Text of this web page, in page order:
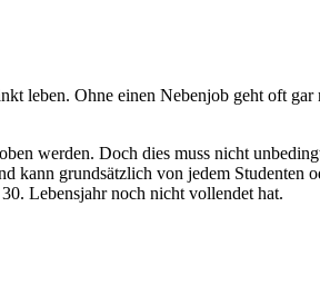
leben. Ohne einen Nebenjob geht oft
werden. Doch dies muss nicht
kann grundsätzlich von jedem Studenten
Lebensjahr noch nicht vollendet hat.